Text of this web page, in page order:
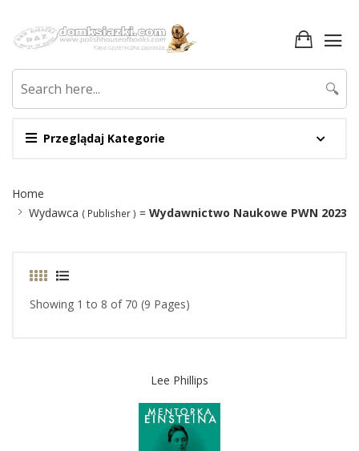
Przeglądaj Kategorie
🔍
Breadcrumb
Home
Wydawca ( Publisher ) = Wydawnictwo Naukowe PWN 2023
Showing 1 to 8 of 70 (9 Pages)
Lee Phillips